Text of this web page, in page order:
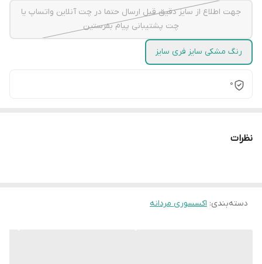
جهت اطلاع از سایز دقیق قبل ارسال حتما در چت آنلاین واتساپ یا
چت پشتیبانی پیام بفرستین
رنگ مشکی سایز فری سایز
0
نظرات
دسته‌بندی: اکسسوری مردانه